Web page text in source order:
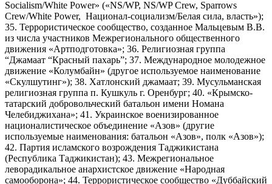
Socialism/White Power» («NS/WP, NS/WP Crew, Sparrows
Crew/White Power, Национал-социализм/Белая сила, власть»);
35. Террористическое сообщество, созданное Мальцевым В.В.
из числа участников Межрегионального общественного
движения «Артподготовка»; 36. Религиозная группа
“Джамаат “Красный пахарь”; 37. Международное молодежное
движение «Колумбайн» (другое используемое наименование
«Скулшутинг»); 38. Хатлонский джамаат; 39. Мусульманская
религиозная группа п. Кушкуль г. Оренбург; 40. «Крымско-
татарский добровольческий батальон имени Номана
Челебиджихана»; 41. Украинское военизированное
националистическое объединение «Азов» (другие
используемые наименования: батальон «Азов», полк «Азов»);
42. Партия исламского возрождения Таджикистана
(Республика Таджикистан); 43. Межрегиональное
леворадикальное анархистское движение «Народная
самооборона»; 44. Террористическое сообщество «Дуббайский